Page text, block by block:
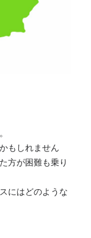
もしれません
方が困難も乗り
にはどのような